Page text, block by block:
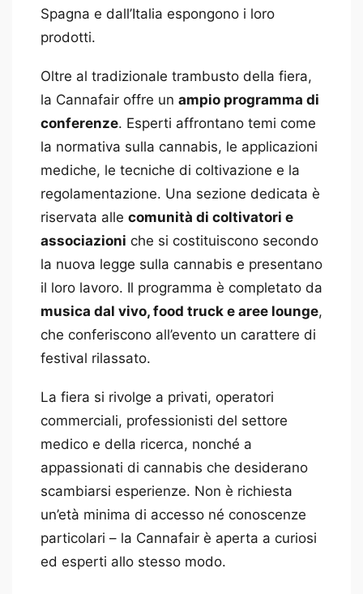
Spagna e dall’Italia espongono i loro
prodotti.
Oltre al tradizionale trambusto della fiera,
la Cannafair offre un ampio programma di
conferenze. Esperti affrontano temi come
la normativa sulla cannabis, le applicazioni
mediche, le tecniche di coltivazione e la
regolamentazione. Una sezione dedicata è
riservata alle comunità di coltivatori e
associazioni che si costituiscono secondo
la nuova legge sulla cannabis e presentano
il loro lavoro. Il programma è completato da
musica dal vivo, food truck e aree lounge,
che conferiscono all’evento un carattere di
festival rilassato.
La fiera si rivolge a privati, operatori
commerciali, professionisti del settore
medico e della ricerca, nonché a
appassionati di cannabis che desiderano
scambiarsi esperienze. Non è richiesta
un’età minima di accesso né conoscenze
particolari – la Cannafair è aperta a curiosi
ed esperti allo stesso modo.